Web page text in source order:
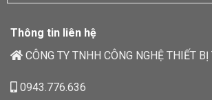
Thông tin liên hệ
CÔNG TY TNHH CÔNG NGHỆ THIẾT
0943.776.636